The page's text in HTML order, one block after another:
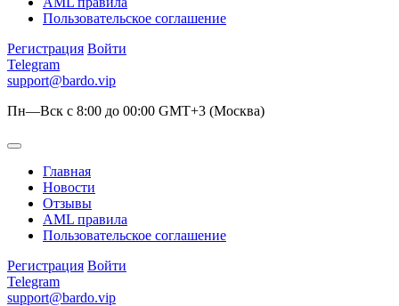
Пользовательское соглашение
Регистрация Войти
Telegram
support@bardo.vip
Пн—Вск с 8:00 до 00:00 GMT+3 (Москва)
Главная
Новости
Отзывы
AML правила
Пользовательское соглашение
Регистрация Войти
Telegram
support@bardo.vip